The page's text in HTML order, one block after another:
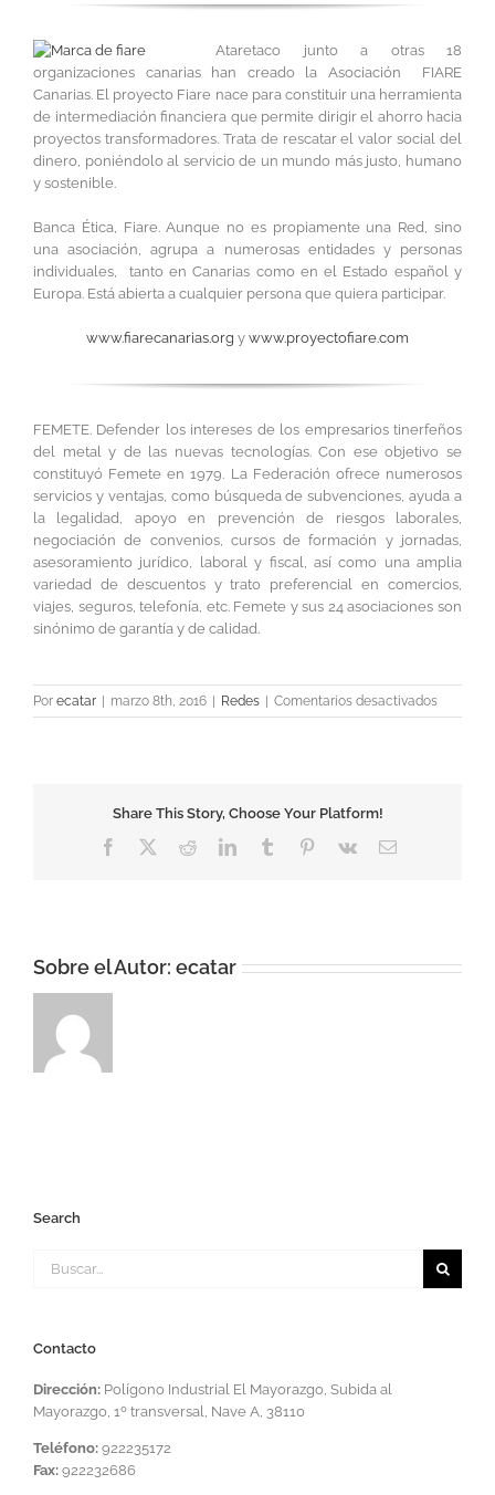
Ataretaco junto a otras 18
organizaciones canarias han creado la Asociación FIARE
Canarias. El proyecto Fiare nace para constituir una herramienta
de intermediación financiera que permite dirigir el ahorro hacia
proyectos transformadores. Trata de rescatar el valor social del
dinero, poniéndolo al servicio de un mundo más justo, humano
y sostenible.
Banca Ética, Fiare. Aunque no es propiamente una Red, sino
una asociación, agrupa a numerosas entidades y personas
individuales, tanto en Canarias como en el Estado español y
Europa. Está abierta a cualquier persona que quiera participar.
www.fiarecanarias.org y www.proyectofiare.com
FEMETE. Defender los intereses de los empresarios tinerfeños
del metal y de las nuevas tecnologías. Con ese objetivo se
constituyó Femete en 1979. La Federación ofrece numerosos
servicios y ventajas, como búsqueda de subvenciones, ayuda a
la legalidad, apoyo en prevención de riesgos laborales,
negociación de convenios, cursos de formación y jornadas,
asesoramiento jurídico, laboral y fiscal, así como una amplia
variedad de descuentos y trato preferencial en comercios,
viajes, seguros, telefonía, etc. Femete y sus 24 asociaciones son
sinónimo de garantía y de calidad.
Por ecatar marzo 8th, 2016 Redes Comentarios desactivadosen
Redes
Share This Story, Choose Your Platform!
Facebook RedditLinkedInTumblr Pinterest
Vk
Correo
Sobre el Autor: ecatar
Search
Contacto
Dirección: Polígono Industrial El Mayorazgo, Subida al
Mayorazgo, 1º transversal, Nave A, 38110
Teléfono: 922235172
Fax: 922232686